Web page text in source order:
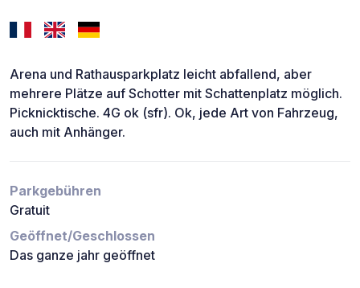
Arena und Rathausparkplatz leicht abfallend, aber
mehrere Plätze auf Schotter mit Schattenplatz möglich.
Picknicktische. 4G ok (sfr). Ok, jede Art von Fahrzeug,
auch mit Anhänger.
Parkgebühren
Gratuit
Geöffnet/Geschlossen
Das ganze jahr geöffnet